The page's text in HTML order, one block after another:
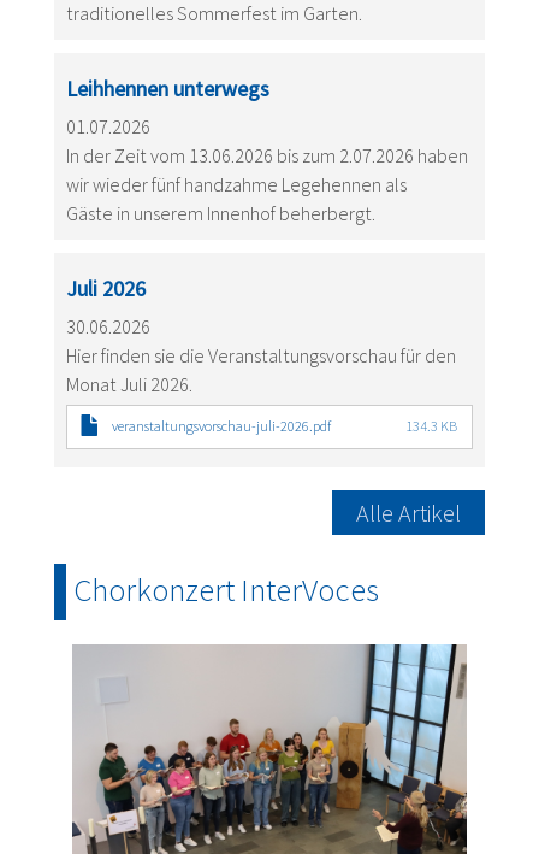
traditionelles Sommerfest im Garten.
Leihhennen unterwegs
01.07.2026
In der Zeit vom 13.06.2026 bis zum 2.07.2026 haben
wir wieder fünf handzahme Legehennen als
Gäste in unserem Innenhof beherbergt.
Juli 2026
30.06.2026
Hier finden sie die Veranstaltungsvorschau für den
Monat Juli 2026.
veranstaltungsvorschau-juli-2026.pdf 134.3 KB
Alle Artikel
Chorkonzert InterVoces